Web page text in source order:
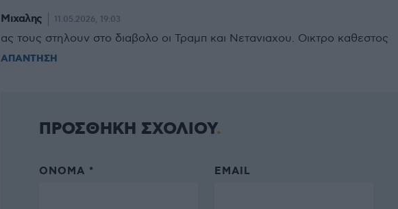
Μιχαλης 11.05.2026, 19:03
ας τους στηλουν στο διαβολο οι Τραμπ και Νετανιαχου. Οικτρο καθεστος
ΑΠΑΝΤΗΣΗ
ΠΡΟΣΘΗΚΗ ΣΧΟΛΙΟΥ
ΌΝΟΜΑ * EMAIL